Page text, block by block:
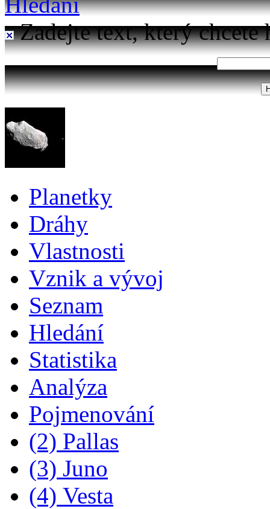
Zadejte text, který chcete
Planetky
Dráhy
Vlastnosti
Vznik a vývoj
Seznam
Hledání
Statistika
Analýza
Pojmenování
(2) Pallas
(3) Juno
(4) Vesta